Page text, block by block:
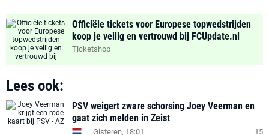
Officiële tickets voor Europese topwedstrijden
koop je veilig en vertrouwd bij FCUpdate.nl
Ticketshop
Lees ook:
PSV weigert zware schorsing Joey Veerman en
gaat zich melden in Zeist
Gisteren, 18:01 15